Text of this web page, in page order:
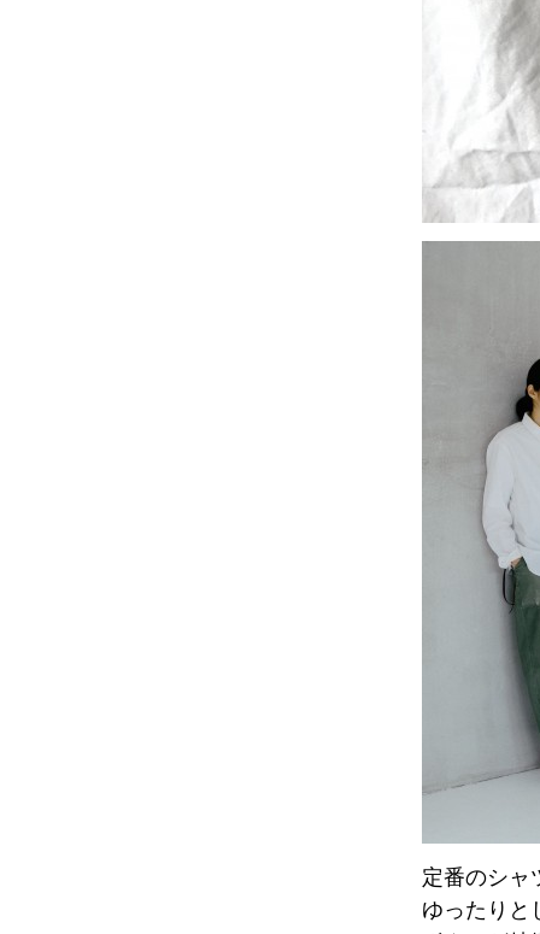
定番のシャ
ゆったりと